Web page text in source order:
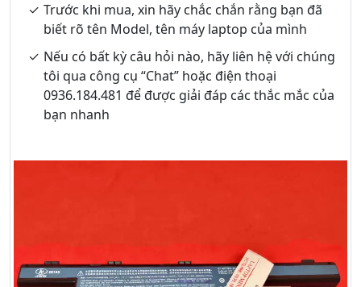
Trước khi mua, xin hãy chắc chắn rằng bạn đã
biết rõ tên Model, tên máy laptop của mình
Nếu có bất kỳ câu hỏi nào, hãy liên hệ với chúng
tôi qua công cụ “Chat” hoặc điện thoại
0936.184.481 để được giải đáp các thắc mắc của
bạn nhanh